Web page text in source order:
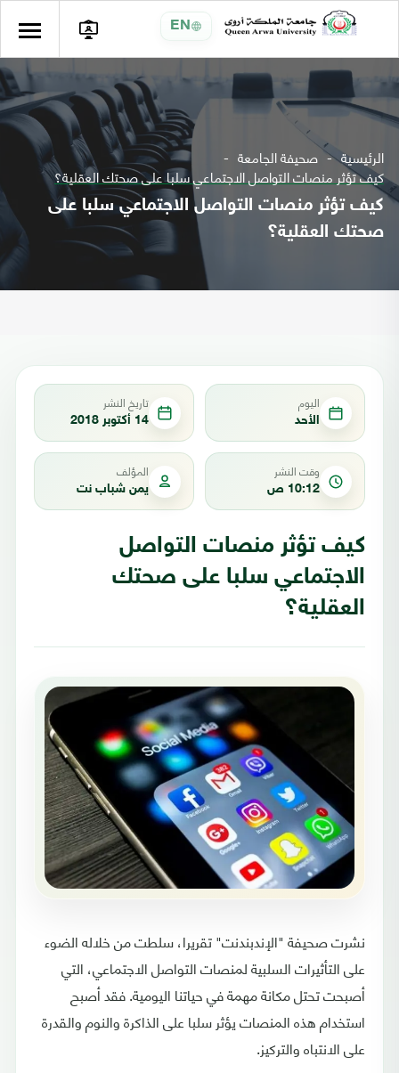
EN
الرئيسية صحيفة الجامعة
كيف تؤثر منصات التواصل الاجتماعي سلبا على صحتك العقلية؟
كيف تؤثر منصات التواصل الاجتماعي سلبا على
صحتك العقلية؟
اليوم
الأحد
تاريخ النشر
14 أكتوبر 2018
وقت النشر
10:12 ص
المؤلف
يمن شباب نت
كيف تؤثر منصات التواصل
الاجتماعي سلبا على صحتك
العقلية؟
نشرت صحيفة "الإندبندنت" تقريرا، سلطت من خلاله الضوء
على التأثيرات السلبية لمنصات التواصل الاجتماعي، التي
أصبحت تحتل مكانة مهمة في حياتنا اليومية. فقد أصبح
استخدام هذه المنصات يؤثر سلبا على الذاكرة والنوم والقدرة
على الانتباه والتركيز.